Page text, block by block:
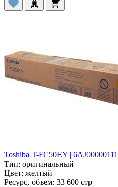
Toshiba T-FC50EY |
Тип: оригинальный
Цвет: желтый
Ресурс, объем: 33 600 стр